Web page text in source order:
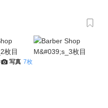
写真 7枚